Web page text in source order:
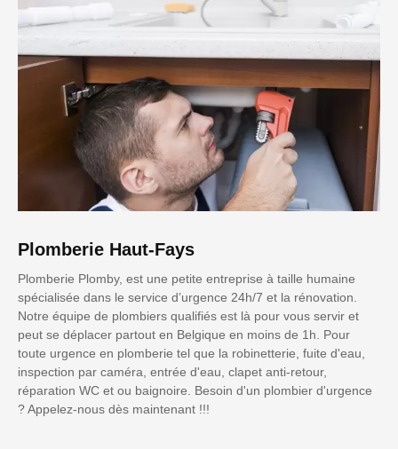
Plomberie Haut-Fays
Plomberie Plomby, est une petite entreprise à taille humaine
spécialisée dans le service d’urgence 24h/7 et la rénovation.
Notre équipe de plombiers qualifiés est là pour vous servir et
peut se déplacer partout en Belgique en moins de 1h. Pour
toute urgence en plomberie tel que la robinetterie, fuite d'eau,
inspection par caméra, entrée d'eau, clapet anti-retour,
réparation WC et ou baignoire. Besoin d'un plombier d'urgence
? Appelez-nous dès maintenant !!!